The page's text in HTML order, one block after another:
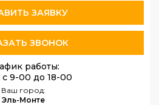
ЗАЯВКУ
ЗВОНОК
работы:
с 9-00 до 18-00
Ваш город:
Эль-Монте